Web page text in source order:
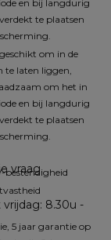
en bij langdurig
te plaatsen
om in de
te laten liggen,
om het in
en bij langdurig
te plaatsen
bestendigheid
5 jaar garantie op
vraag.
8.30u -